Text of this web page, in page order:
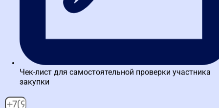
Итоги рассмотрения жалобы на закупку «Артек»: что
решило Крымское УФАС
Чек-лист для самостоятельной проверки участника
закупки